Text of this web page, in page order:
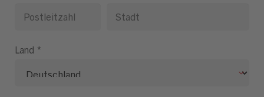
Land *